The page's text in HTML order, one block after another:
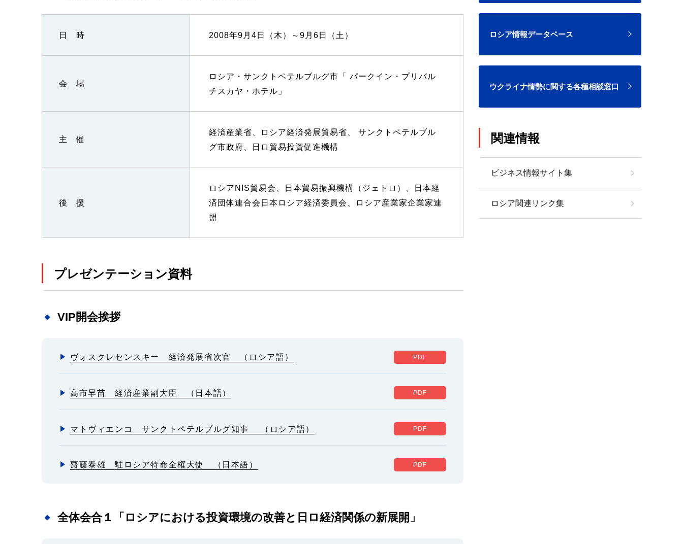
日 時 2008年9月4日（木）～9月6日（土）
会 場
ロシア・サンクトペテルブルグ市「 パークイン・プリバル
チスカヤ・ホテル」
主 催
経済産業省、ロシア経済発展貿易省、 サンクトペテルブル
グ市政府、日ロ貿易投資促進機構
後 援
ロシアNIS貿易会、日本貿易振興機構（ジェトロ）、日本経
済団体連合会日本ロシア経済委員会、ロシア産業家企業家連
盟
プレゼンテーション資料
VIP開会挨拶
ヴォスクレセンスキー 経済発展省次官 （ロシア語）
高市早苗 経済産業副大臣 （日本語）
マトヴィエンコ サンクトペテルブルグ知事 （ロシア語）
齋藤泰雄 駐ロシア特命全権大使 （日本語）
全体会合１「ロシアにおける投資環境の改善と日ロ経済関係の新展開」
ロシア情報データベース
ウクライナ情勢に関する各種相談窓口
関連情報
ビジネス情報サイト集
ロシア関連リンク集